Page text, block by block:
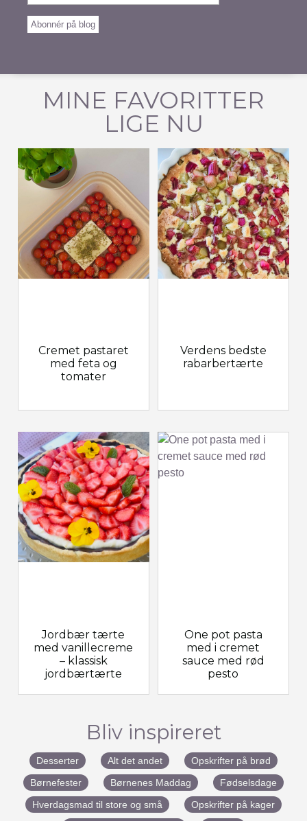
Abonnér på blog
MINE FAVORITTER
LIGE NU
Cremet pastaret
med feta og
tomater
Jordbær tærte
med vanillecreme
– klassisk
jordbærtærte
Verdens bedste
rabarbertærte
One pot pasta
med i cremet
sauce med rød
pesto
Bliv inspireret
Desserter Alt det andet
Opskrifter på brød
Børnefester
Børnenes Maddag
Fødselsdage
Hverdagsmad til store og små
Opskrifter på kager